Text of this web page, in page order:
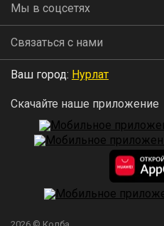
Мы в соцсетях
Связаться с нами
Ваш город: Нурлат
Скачайте наше приложение